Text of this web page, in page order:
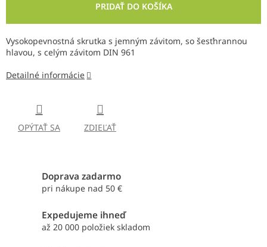
PRIDAŤ DO KOŠÍKA
Vysokopevnostná skrutka s jemným závitom, so šesťhrannou
hlavou, s celým závitom DIN 961
Detailné informácie
OPÝTAŤ SA ZDIEĽAŤ
Doprava zadarmo
pri nákupe nad 50 €
Expedujeme ihneď
až 20 000 položiek skladom